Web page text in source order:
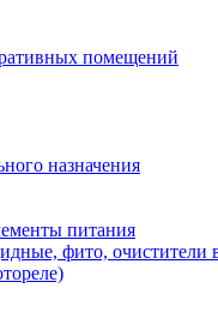
помещений
назначения
питания
фито, очистители